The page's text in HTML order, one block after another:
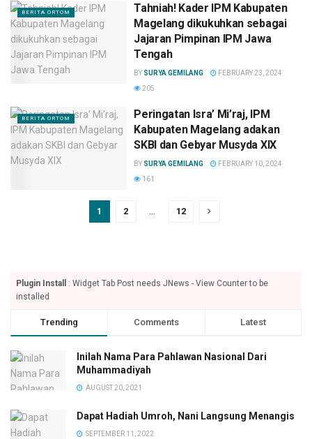
BERITA ORTOM
Tahniah! Kader IPM Kabupaten
Magelang dikukuhkan sebagai
Jajaran Pimpinan IPM Jawa
Tengah
BY SURYA GEMILANG
FEBRUARY 23, 2024
205
BERITA ORTOM
Peringatan Isra’ Mi’raj, IPM
Kabupaten Magelang adakan
SKBI dan Gebyar Musyda XIX
BY SURYA GEMILANG
FEBRUARY 10, 2024
161
1 2 … 12
Plugin Install
: Widget Tab Post needs JNews - View Counter to be
installed
Trending Comments Latest
Inilah Nama Para Pahlawan Nasional Dari
Muhammadiyah
AUGUST 20, 2021
Dapat Hadiah Umroh, Nani Langsung Menangis
SEPTEMBER 11, 2022